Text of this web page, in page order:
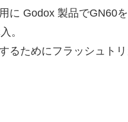
に Godox 製品でGN60
。
るためにフラッシュトリ